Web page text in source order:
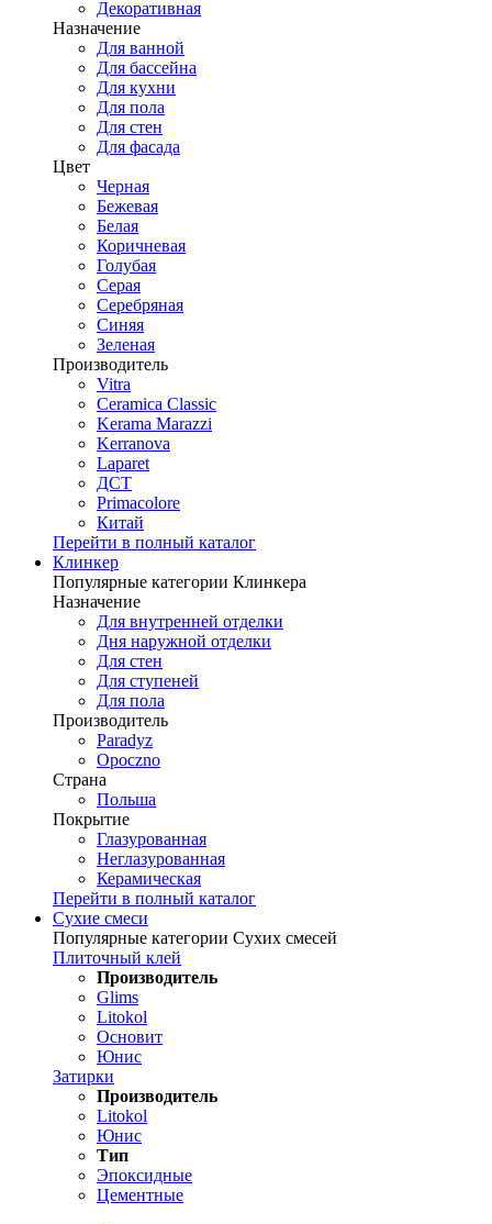
Декоративная
Назначение
Для ванной
Для бассейна
Для кухни
Для пола
Для стен
Для фасада
Цвет
Черная
Бежевая
Белая
Коричневая
Голубая
Серая
Серебряная
Синяя
Зеленая
Производитель
Vitra
Ceramica Classic
Kerama Marazzi
Kerranova
Laparet
ДСТ
Primacolore
Китай
Перейти в полный каталог
Клинкер
Популярные категории Клинкера
Назначение
Для внутренней отделки
Дня наружной отделки
Для стен
Для ступеней
Для пола
Производитель
Paradyz
Opoczno
Страна
Польша
Покрытие
Глазурованная
Неглазурованная
Керамическая
Перейти в полный каталог
Сухие смеси
Популярные категории Сухих смесей
Плиточный клей
Производитель
Glims
Litokol
Основит
Юнис
Затирки
Производитель
Litokol
Юнис
Тип
Эпоксидные
Цементные